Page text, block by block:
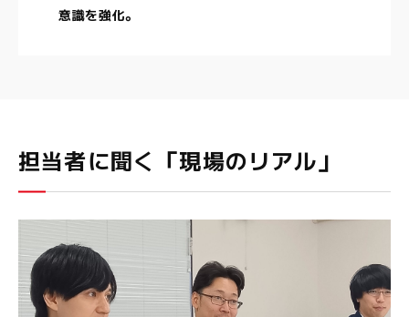
意識を強化。
担当者に聞く「現場のリアル」